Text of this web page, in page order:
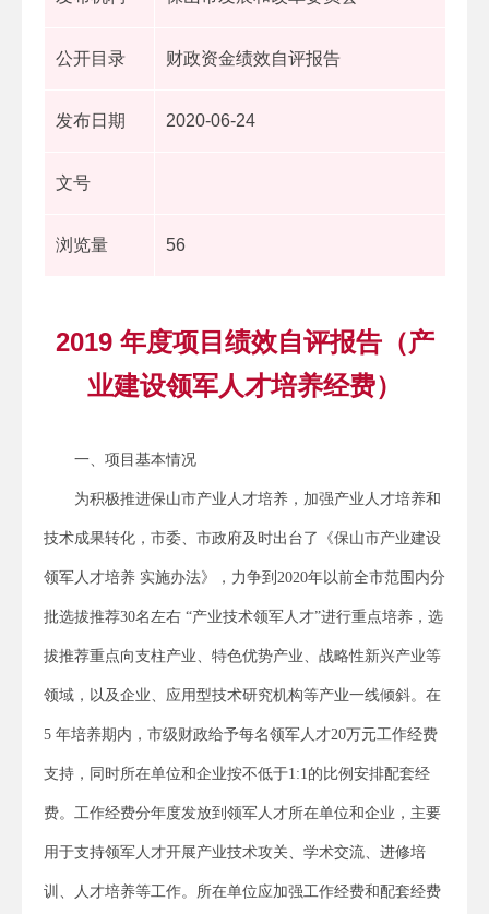
公开目录 财政资金绩效自评报告
发布日期 2020-06-24
文号
浏览量 56
2019 年度项目绩效自评报告（产
业建设领军人才培养经费）
一、项目基本情况
为积极推进保山市产业人才培养，加强产业人才培养和
技术成果转化，市委、市政府及时出台了《保山市产业建设
领军人才培养 实施办法》，力争到2020年以前全市范围内分
批选拔推荐30名左右 “产业技术领军人才”进行重点培养，选
拔推荐重点向支柱产业、特色优势产业、战略性新兴产业等
领域，以及企业、应用型技术研究机构等产业一线倾斜。在
5 年培养期内，市级财政给予每名领军人才20万元工作经费
支持，同时所在单位和企业按不低于1:1的比例安排配套经
费。工作经费分年度发放到领军人才所在单位和企业，主要
用于支持领军人才开展产业技术攻关、学术交流、进修培
训、人才培养等工作。所在单位应加强工作经费和配套经费